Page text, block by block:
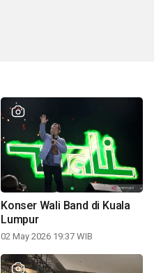
Konser Wali Band di Kuala
Lumpur
02 May 2026 19:37 WIB